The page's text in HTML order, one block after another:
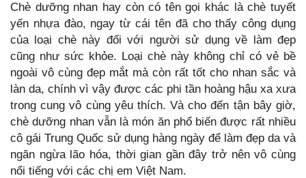
Chè dưỡng nhan hay còn có tên gọi khác là chè tuyết
yến nhựa đào, ngay từ cái tên đã cho thấy công dụng
của loại chè này đối với người sử dụng về làm đẹp
cũng như sức khỏe. Loại chè này không chỉ có vẻ bề
ngoài vô cùng đẹp mắt mà còn rất tốt cho nhan sắc và
làn da, chính vì vậy được các phi tần hoàng hậu xa xưa
trong cung vô cùng yêu thích. Và cho đến tận bây giờ,
chè dưỡng nhan vẫn là món ăn phổ biến được rất nhiều
cô gái Trung Quốc sử dụng hàng ngày để làm đẹp da và
ngăn ngừa lão hóa, thời gian gần đây trở nên vô cùng
nổi tiếng với các chị em Việt Nam.